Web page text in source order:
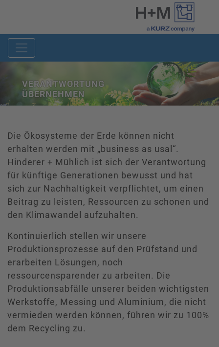
VERANTWORTUNG
ÜBERNEHMEN
Die Ökosysteme der Erde können nicht
erhalten werden mit „business as usal“.
Hinderer + Mühlich ist sich der Verantwortung
für künftige Generationen bewusst und hat
sich zur Nachhaltigkeit verpflichtet, um einen
Beitrag zu leisten, Ressourcen zu schonen und
den Klimawandel aufzuhalten.
Kontinuierlich stellen wir unsere
Produktionsprozesse auf den Prüfstand und
erarbeiten Lösungen, noch
ressourcensparender zu arbeiten. Die
Produktionsabfälle unserer beiden wichtigsten
Werkstoffe, Messing und Aluminium, die nicht
vermieden werden können, führen wir zu 100%
dem Recycling zu.